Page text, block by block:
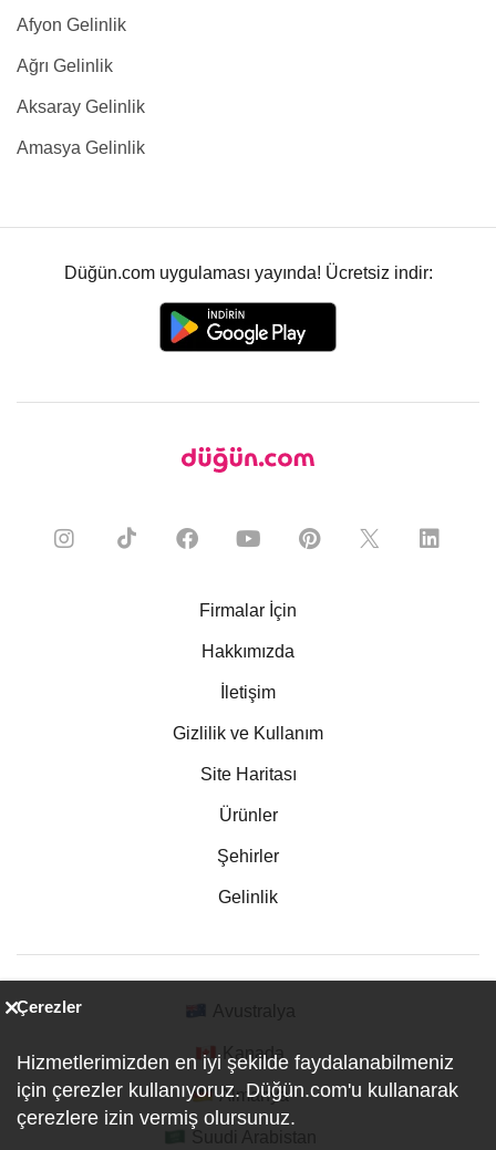
Afyon Gelinlik
Ağrı Gelinlik
Aksaray Gelinlik
Amasya Gelinlik
Düğün.com uygulaması yayında! Ücretsiz indir:
Firmalar İçin
Hakkımızda
İletişim
Gizlilik ve Kullanım
Site Haritası
Ürünler
Şehirler
Gelinlik
Kanada
Almanya
Çerezler
Hizmetlerimizden en iyi şekilde faydalanabilmeniz
için çerezler kullanıyoruz. Düğün.com'u kullanarak
çerezlere izin vermiş olursunuz.